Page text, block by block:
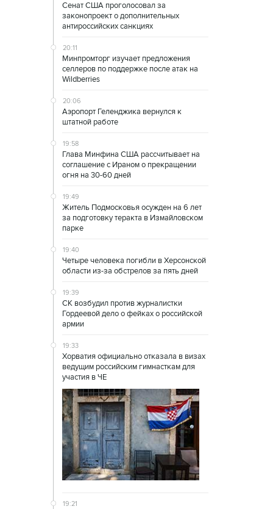
Сенат США проголосовал за
законопроект о дополнительных
антироссийских санкциях
20:11
Минпромторг изучает предложения
селлеров по поддержке после атак на
Wildberries
20:06
Аэропорт Геленджика вернулся к
штатной работе
19:58
Глава Минфина США рассчитывает на
соглашение с Ираном о прекращении
огня на 30-60 дней
19:49
Житель Подмосковья осужден на 6 лет
за подготовку теракта в Измайловском
парке
19:40
Четыре человека погибли в Херсонской
области из-за обстрелов за пять дней
19:39
СК возбудил против журналистки
Гордеевой дело о фейках о российской
армии
19:33
Хорватия официально отказала в визах
ведущим российским гимнасткам для
участия в ЧЕ
19:21